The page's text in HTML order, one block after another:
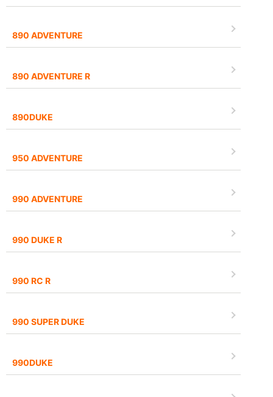
890 ADVENTURE
890 ADVENTURE R
890DUKE
950 ADVENTURE
990 ADVENTURE
990 DUKE R
990 RC R
990 SUPER DUKE
990DUKE